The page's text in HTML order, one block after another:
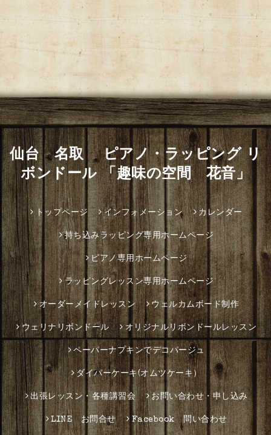
仙台 名取 ピアノ・ラッピング リ
ボンドール 「趣味の空間 花音」
トップページ インフォメーション カレンダー
持ち込みラッピング専用ホームページ
ピアノ専用ホームページ
ラッピングレッスン専用ホームページ
オーダーメイドレッスン ウェルカムボード制作
ウェリナリボンドール オリジナルリボンドールレッスン
ペーパーナプキンでデコパージュ
ダイパーケーキ(オムツケーキ）
出張レッスン・各種講習会 お問い合わせ・申し込み
LINE お問合せ Facebook 問い合わせ